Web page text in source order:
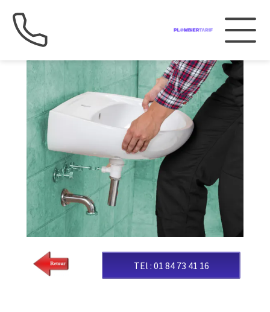
TEl : 01 84 73 41 16